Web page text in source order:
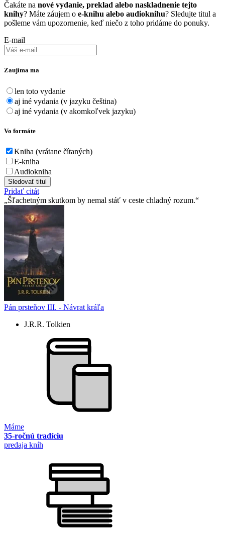
Čakáte na nové vydanie, preklad alebo naskladnenie tejto
knihy? Máte záujem o e-knihu alebo audioknihu? Sledujte titul a
pošleme vám upozornenie, keď niečo z toho pridáme do ponuky.
E-mail
Zaujíma ma
len toto vydanie
aj iné vydania (v jazyku čeština)
aj iné vydania (v akomkoľvek jazyku)
Vo formáte
Kniha (vrátane čítaných)
E-kniha
Audiokniha
Sledovať titul
Pridať citát
Šľachetným skutkom by nemal stáť v ceste chladný rozum.
Pán prsteňov III. - Návrat kráľa
J.R.R. Tolkien
Máme
35-ročnú tradíciu
predaja kníh